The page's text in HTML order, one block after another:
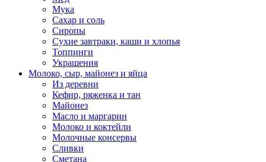
Мука
Сахар и соль
Сиропы
Сухие завтраки, каши и хлопья
Топпинги
Украшения
Молоко, сыр, майонез и яйца
Из деревни
Кефир, ряженка и тан
Майонез
Масло и маргарин
Молоко и коктейли
Молочные консервы
Сливки
Сметана